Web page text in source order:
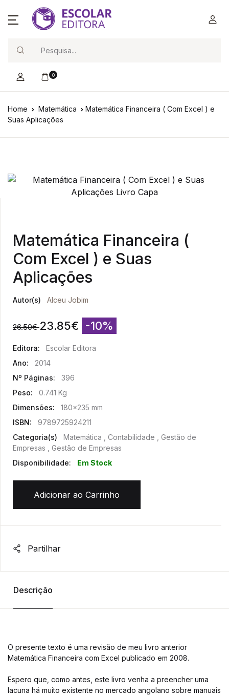
0
Home Matemática
Matemática Financeira ( Com Excel ) e
Suas Aplicações
Matemática Financeira (
Com Excel ) e Suas
Aplicações
Autor(s) Alceu Jobim
26.50€ 23.85€ -10%
Editora:
Escolar Editora
Ano:
2014
Nº Páginas:
396
Peso:
0.741 Kg
Dimensões:
180x235 mm
ISBN:
9789725924211
Categoria(s)
Matemática , Contabilidade , Gestão de
Empresas , Gestão de Empresas
Disponibilidade:
Em Stock
Adicionar ao Carrinho
Partilhar
Descrição
O presente texto é uma revisão de meu livro anterior
Matemática Financeira com Excel publicado em 2008.
Espero que, como antes, este livro venha a preencher uma
lacuna há muito existente no mercado angolano sobre manuais